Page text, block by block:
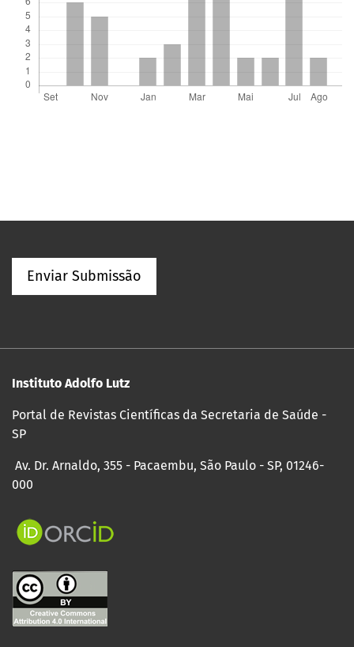
Enviar Submissão
Instituto Adolfo Lutz
Portal de Revistas Científicas da Secretaria de Saúde -
SP
Av. Dr. Arnaldo, 355 - Pacaembu, São Paulo - SP, 01246-
000